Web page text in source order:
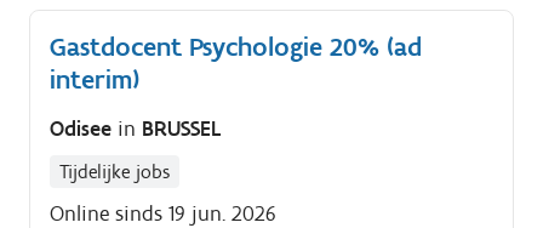
Gastdocent Psychologie 20% (ad
interim)
Odisee in BRUSSEL
Tijdelijke jobs
Online sinds 19 jun. 2026